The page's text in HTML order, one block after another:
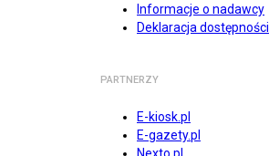
Informacje o nadawcy
Deklaracja dostępności
PARTNERZY
E-kiosk.pl
E-gazety.pl